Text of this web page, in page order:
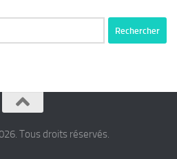
Tous droits réservés.